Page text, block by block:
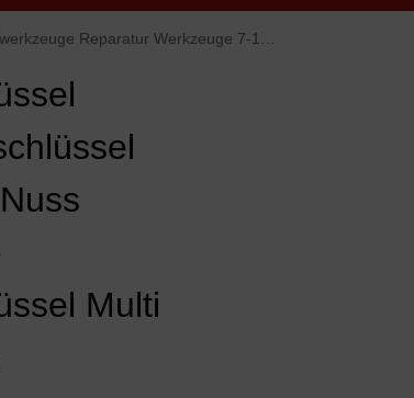
105° Angle Halter Winkelschrauber Vorsatz Adapter
Multi